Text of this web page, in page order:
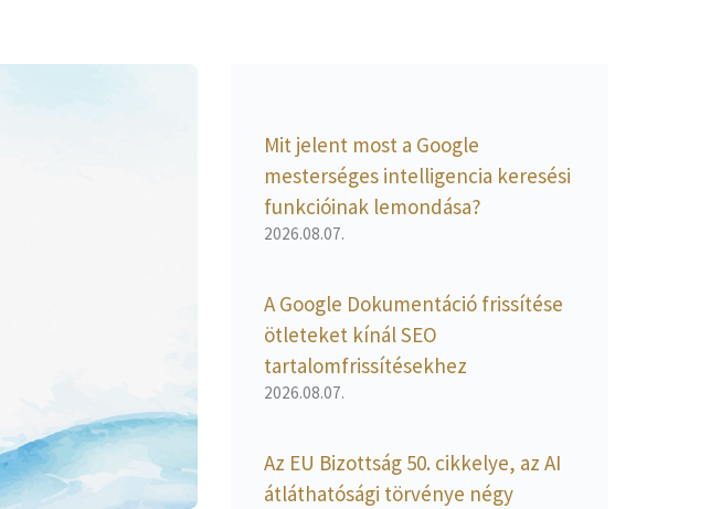
Mit jelent most a Google
mesterséges intelligencia keresési
funkcióinak lemondása?
2026.08.07.
A Google Dokumentáció frissítése
ötleteket kínál SEO
tartalomfrissítésekhez
2026.08.07.
Az EU Bizottság 50. cikkelye, az AI
átláthatósági törvénye négy